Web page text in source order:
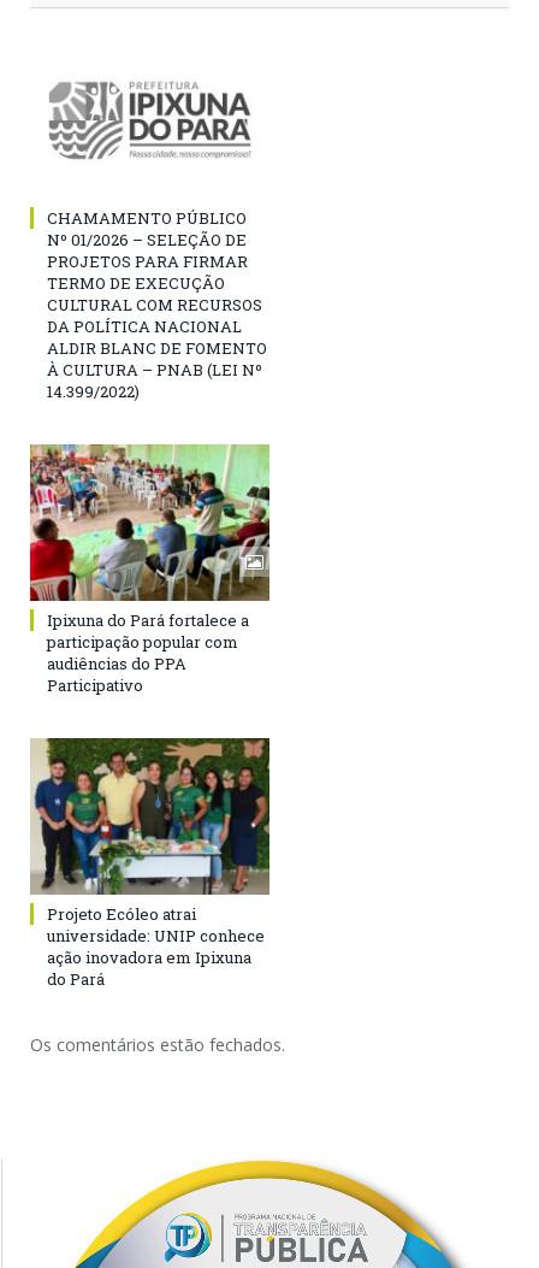
CHAMAMENTO PÚBLICO
Nº 01/2026 – SELEÇÃO DE
PROJETOS PARA FIRMAR
TERMO DE EXECUÇÃO
CULTURAL COM RECURSOS
DA POLÍTICA NACIONAL
ALDIR BLANC DE FOMENTO
À CULTURA – PNAB (LEI Nº
14.399/2022)
Ipixuna do Pará fortalece a
participação popular com
audiências do PPA
Participativo
Projeto Ecóleo atrai
universidade: UNIP conhece
ação inovadora em Ipixuna
do Pará
Os comentários estão fechados.